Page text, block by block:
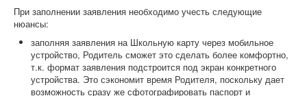
При заполнении заявления необходимо учесть следующие
нюансы:
заполняя заявления на Школьную карту через мобильное
устройство, Родитель сможет это сделать более комфортно,
т.к. формат заявления подстроится под экран конкретного
устройства. Это сэкономит время Родителя, поскольку дает
возможность сразу же сфотографировать паспорт и